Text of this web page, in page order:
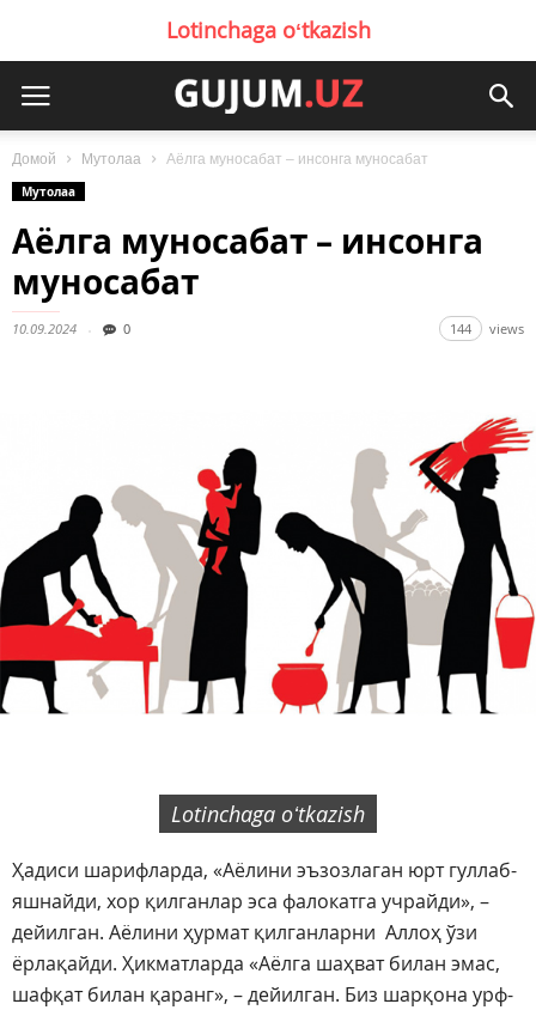
Lotinchaga oʻtkazish
Домой Мутолаа
Аёлга муносабат – инсонга муносабат
Мутолаа
Аёлга муносабат – инсонга
муносабат
10.09.2024 0 144 views
Lotinchaga oʻtkazish
Ҳадиси шарифларда, «Аёлини эъзозлаган юрт гуллаб-
яшнайди, хор қилганлар эса фалокатга учрайди», –
дейилган. Аёлини ҳурмат қилганларни Аллоҳ ўзи
ёрлақайди. Ҳикматларда «Аёлга шаҳват билан эмас,
шафқат билан қаранг», – дейилган. Биз шарқона урф-